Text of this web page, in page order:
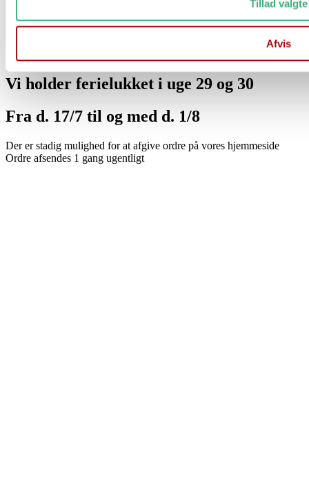
Tillad valgte
Afvis
Vi holder ferielukket i uge 29 og 30
Fra d. 17/7 til og med d. 1/8
Der er stadig mulighed for at afgive ordre på vores hjemmeside
Ordre afsendes 1 gang ugentligt